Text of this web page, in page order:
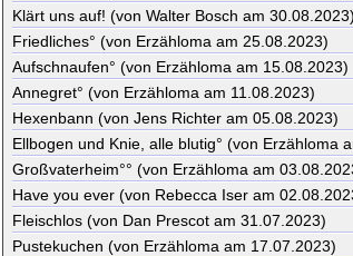
Klärt uns auf! (von Walter Bosch am 30.08.2023)
Friedliches° (von Erzähloma am 25.08.2023)
Aufschnaufen° (von Erzähloma am 15.08.2023)
Annegret° (von Erzähloma am 11.08.2023)
Hexenbann (von Jens Richter am 05.08.2023)
Ellbogen und Knie, alle blutig° (von Erzähloma
Großvaterheim°° (von Erzähloma am
Have you ever (von Rebecca Iser am
Fleischlos (von Dan Prescot am 31.07.2023)
Pustekuchen (von Erzähloma am 17.07.2023)